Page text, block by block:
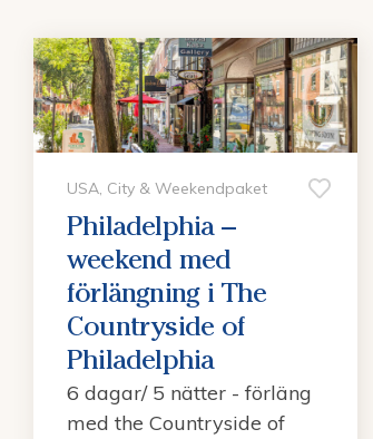
USA, City & Weekendpaket
Philadelphia –
weekend med
förlängning i The
Countryside of
Philadelphia
6 dagar/ 5 nätter - förläng
med the Countryside of